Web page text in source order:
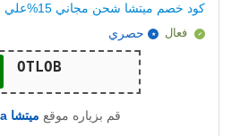
كود خصم ميتشا شحن مجاني 15%علي المنتجات Mitcha
فعال حصري
قم بزياره موقع ميتشا Mitcha